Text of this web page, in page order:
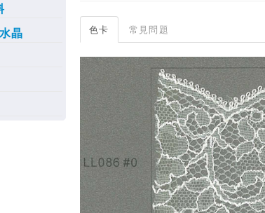
晶
色卡 常見問題